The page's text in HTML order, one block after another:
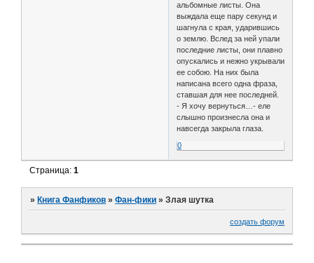
альбомные листы. Она
выждала еще пару секунд и
шагнула с края, ударившись
о землю. Вслед за ней упали
последние листы, они плавно
опускались и нежно укрывали
ее собою. На них была
написана всего одна фраза,
ставшая для нее последней.
- Я хочу вернуться…- еле
слышно произнесла она и
навсегда закрыла глаза.
0
Страница:1
»Книга Фанфиков »Фан-фики »Злая шутка
создать форум